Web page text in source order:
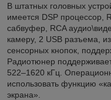
В штатных головных
имеется DSP процессор,
сабвуфер, RCA
камеру, 2 USB разъема,
сенсорных кнопок,
Радиотюнер
522–1620 кГц.
использовать функцию
экрана».